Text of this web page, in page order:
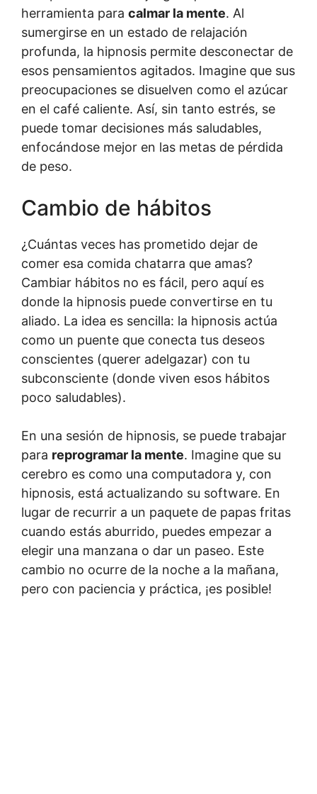
herramienta para calmar la mente. Al
sumergirse en un estado de relajación
profunda, la hipnosis permite desconectar de
esos pensamientos agitados. Imagine que sus
preocupaciones se disuelven como el azúcar
en el café caliente. Así, sin tanto estrés, se
puede tomar decisiones más saludables,
enfocándose mejor en las metas de pérdida
de peso.
Cambio de hábitos
¿Cuántas veces has prometido dejar de
comer esa comida chatarra que amas?
Cambiar hábitos no es fácil, pero aquí es
donde la hipnosis puede convertirse en tu
aliado. La idea es sencilla: la hipnosis actúa
como un puente que conecta tus deseos
conscientes (querer adelgazar) con tu
subconsciente (donde viven esos hábitos
poco saludables).
En una sesión de hipnosis, se puede trabajar
para reprogramar la mente. Imagine que su
cerebro es como una computadora y, con
hipnosis, está actualizando su software. En
lugar de recurrir a un paquete de papas fritas
cuando estás aburrido, puedes empezar a
elegir una manzana o dar un paseo. Este
cambio no ocurre de la noche a la mañana,
pero con paciencia y práctica, ¡es posible!